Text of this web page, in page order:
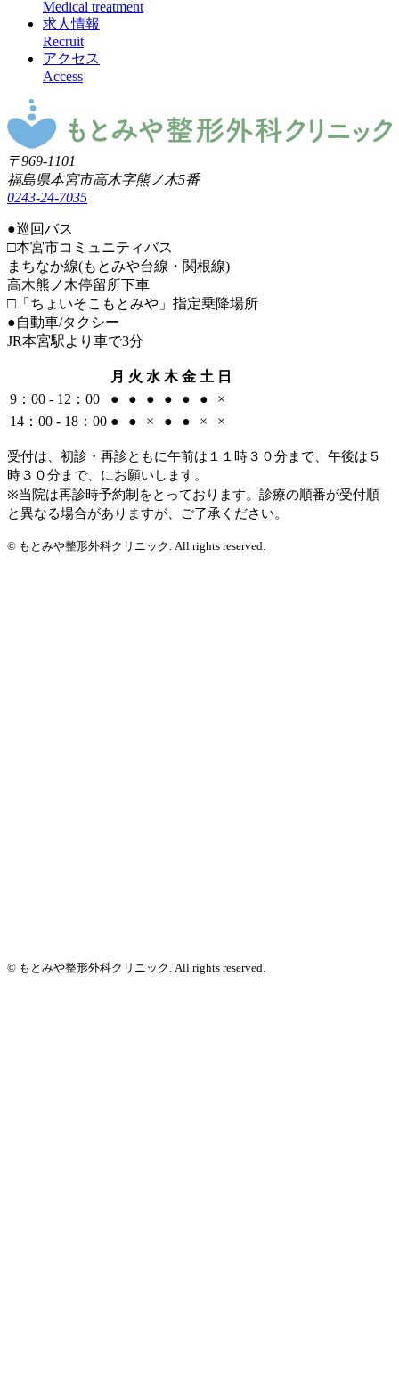
Medical treatment
求人情報
Recruit
アクセス
Access
〒969-1101
福島県本宮市高木字熊ノ木5番
0243-24-7035
●巡回バス
□本宮市コミュニティバス
まちなか線(もとみや台線・関根線)
高木熊ノ木停留所下車
□「ちょいそこもとみや」指定乗降場所
●自動車/タクシー
JR本宮駅より車で3分
月 火 水 木 金 土 日
9：00 - 12：00
● ● ● ● ● ●
×
14：00 - 18：00 ● ● × ● ● × ×
受付は、初診・再診ともに午前は１１時３０分まで、午後は５
時３０分まで、にお願いします。
※当院は再診時予約制をとっております。診療の順番が受付順
と異なる場合がありますが、ご了承ください。
© もとみや整形外科クリニック. All rights reserved.
© もとみや整形外科クリニック. All rights reserved.